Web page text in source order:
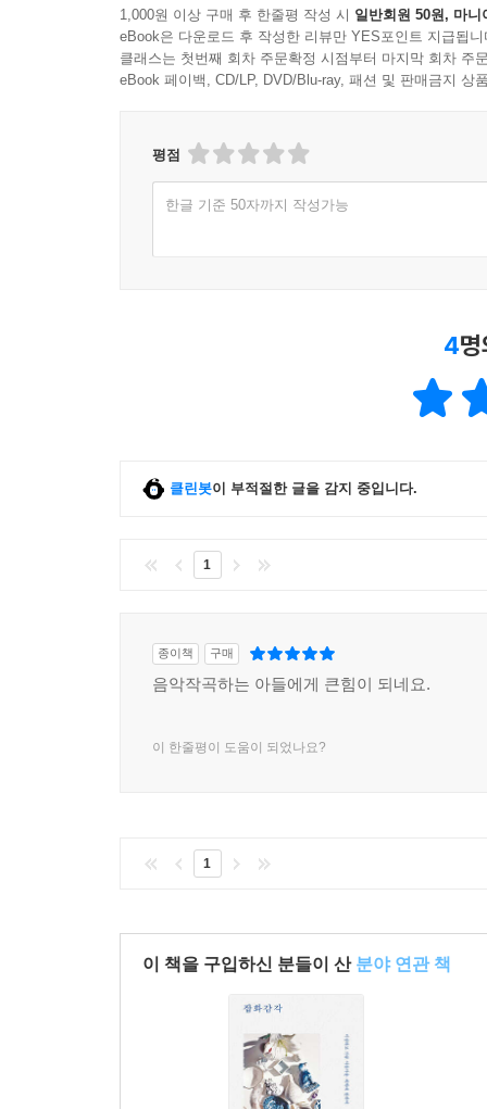
1,000원 이상 구매 후 한줄평 작성 시 일반회원 50원, 마니
eBook은 다운로드 후 작성한 리뷰만 YES포인트 지급됩니
클래스는 첫번째 회차 주문확정 시점부터 마지막 회차 주
eBook 페이백, CD/LP, DVD/Blu-ray, 패션 및 판매금지 상
평점
한글 기준 50자까지 작성가능
4
클린봇이 부적절한 글을 감지 중입니다.
1
종이책 구매
음악작곡하는 아들에게 큰힘이 되네요.
이 한줄평이 도움이 되었나요?
1
이 책을 구입하신 분들이 산 분야 연관 책